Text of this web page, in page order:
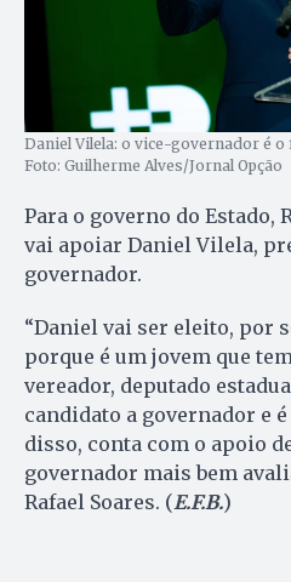
Daniel Vilela: o vice-governador é
Foto: Guilherme Alves/Jornal Opção
Para o governo do Estado,
vai apoiar Daniel Vilela,
governador.
“Daniel vai ser eleito, por
porque é um jovem que
vereador, deputado
candidato a governador e
disso, conta com o apoio
governador mais bem
Rafael Soares. (E.F.B.)